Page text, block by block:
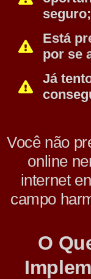
seguro;
Está
por se
Já
Você não
online
internet
campo
O